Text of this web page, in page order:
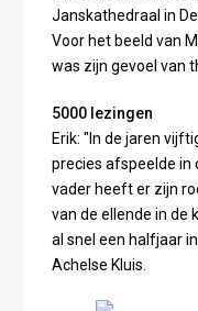
Janskathedraal in
Voor het beeld van
was zijn gevoel van
5000 lezingen
Erik: "In de jaren
precies afspeelde in
vader heeft er zijn
van de ellende in de
al snel een halfjaar
Achelse Kluis.